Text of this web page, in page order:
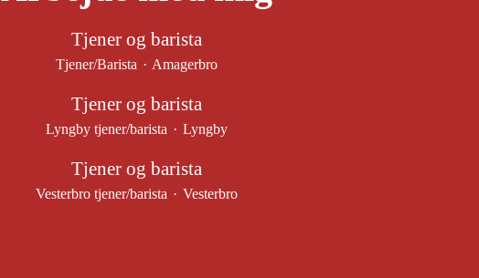
Tjener og barista
Tjener/Barista · Amagerbro
Tjener og barista
Lyngby tjener/barista · Lyngby
Tjener og barista
Vesterbro tjener/barista · Vesterbro